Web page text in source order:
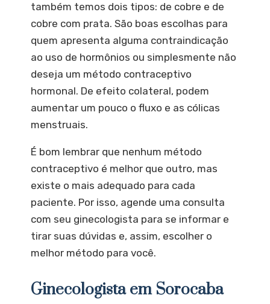
também temos dois tipos: de cobre e de
cobre com prata. São boas escolhas para
quem apresenta alguma contraindicação
ao uso de hormônios ou simplesmente não
deseja um método contraceptivo
hormonal. De efeito colateral, podem
aumentar um pouco o fluxo e as cólicas
menstruais.
É bom lembrar que nenhum método
contraceptivo é melhor que outro, mas
existe o mais adequado para cada
paciente. Por isso, agende uma consulta
com seu ginecologista para se informar e
tirar suas dúvidas e, assim, escolher o
melhor método para você.
Ginecologista em Sorocaba